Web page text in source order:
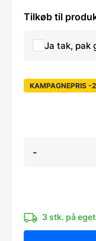
Tilkøb til
Ja tak, pak
-
bogstaver
KAMPAGNEPRIS -
3 stk. på